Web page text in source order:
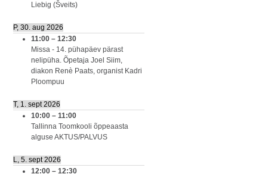
Liebig (Šveits)
P, 30. aug 2026
11:00 – 12:30
Missa - 14. pühapäev pärast
nelipüha. Õpetaja Joel Siim,
diakon Renè Paats, organist Kadri
Ploompuu
T, 1. sept 2026
10:00 – 11:00
Tallinna Toomkooli õppeaasta
alguse AKTUS/PALVUS
L, 5. sept 2026
12:00 – 12:30